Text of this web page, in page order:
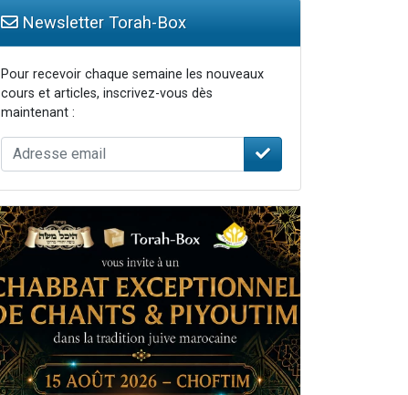
Newsletter Torah-Box
Pour recevoir chaque semaine les nouveaux
cours et articles, inscrivez-vous dès
maintenant :